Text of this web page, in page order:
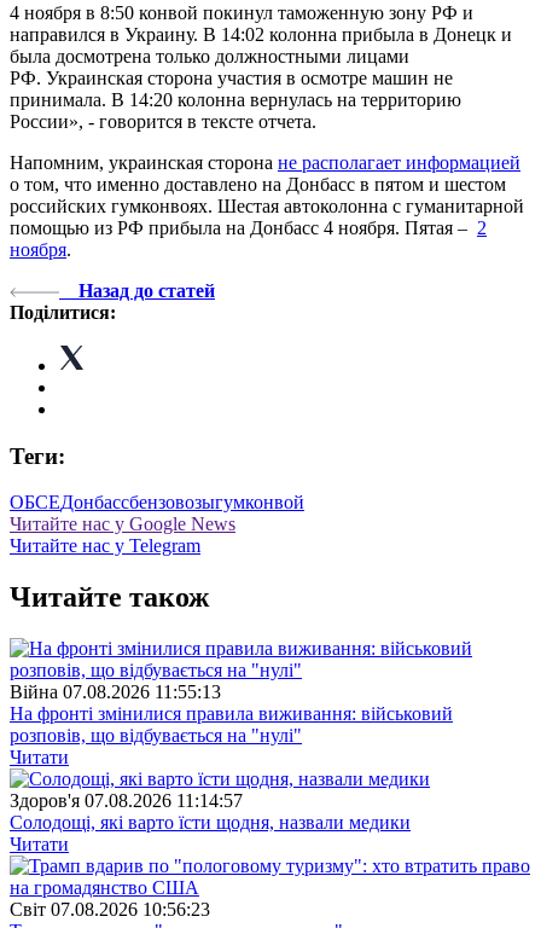
4 ноября в 8:50 конвой покинул таможенную зону РФ и
направился в Украину. В 14:02 колонна прибыла в Донецк и
была досмотрена только должностными лицами
РФ. Украинская сторона участия в осмотре машин не
принимала. В 14:20 колонна вернулась на территорию
России», - говорится в тексте отчета.
Напомним, украинская сторона не располагает информацией
о том, что именно доставлено на Донбасс в пятом и шестом
российских гумконвоях. Шестая автоколонна с гуманитарной
помощью из РФ прибыла на Донбасс 4 ноября. Пятая – 2
ноября.
Назад до статей
Поділитися:
Теги:
ОБСЕДонбассбензовозыгумконвой
Читайте нас у Google News
Читайте нас у Telegram
Читайте також
Війна 07.08.2026 11:55:13
На фронті змінилися правила виживання: військовий
розповів, що відбувається на "нулі"
Читати
Здоров'я 07.08.2026 11:14:57
Солодощі, які варто їсти щодня, назвали медики
Читати
Свiт 07.08.2026 10:56:23